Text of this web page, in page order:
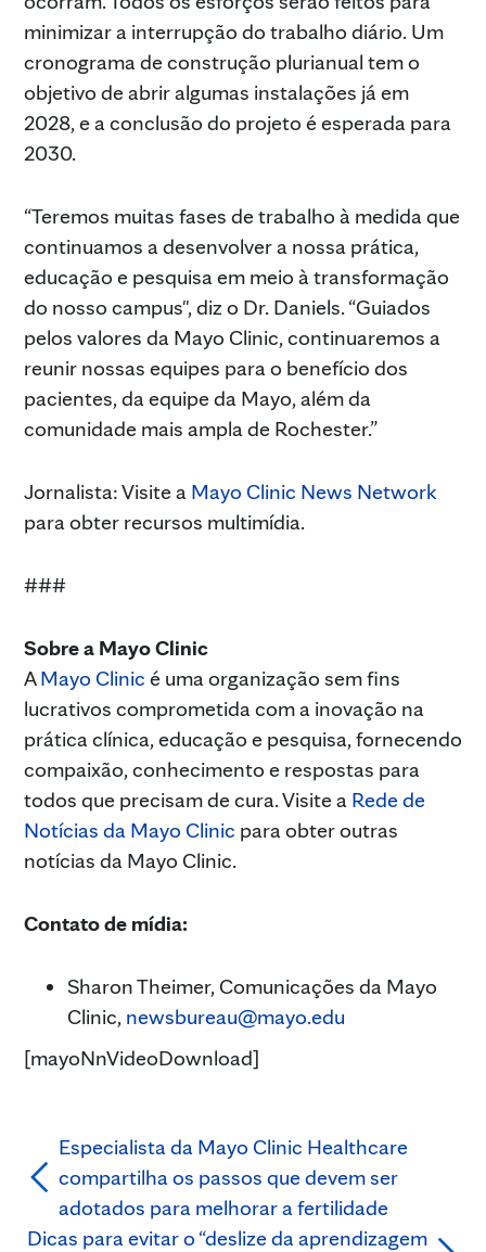
minimizar a interrupção do trabalho diário. Um
cronograma de construção plurianual tem o
objetivo de abrir algumas instalações já em
2028, e a conclusão do projeto é esperada para
2030.
“Teremos muitas fases de trabalho à medida que
continuamos a desenvolver a nossa prática,
educação e pesquisa em meio à transformação
do nosso campus", diz o Dr. Daniels. “Guiados
pelos valores da Mayo Clinic, continuaremos a
reunir nossas equipes para o benefício dos
pacientes, da equipe da Mayo, além da
comunidade mais ampla de Rochester.”
Jornalista: Visite a Mayo Clinic News Network
para obter recursos multimídia.
###
Sobre a Mayo Clinic
AMayo Clinic é uma organização sem fins
lucrativos comprometida com a inovação na
prática clínica, educação e pesquisa, fornecendo
compaixão, conhecimento e respostas para
todos que precisam de cura. Visite a Rede de
Notícias da Mayo Clinic para obter outras
notícias da Mayo Clinic.
Contato de mídia:
Sharon Theimer, Comunicações da Mayo
Clinic, newsbureau@mayo.edu
[mayoNnVideoDownload]
Especialista da Mayo Clinic Healthcare
compartilha os passos que devem ser
adotados para melhorar a fertilidade
Dicas para evitar o “deslize da aprendizagem